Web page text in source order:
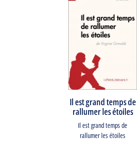
Il est grand temps de
rallumer les étoiles
Il est grand temps de
rallumer les étoiles